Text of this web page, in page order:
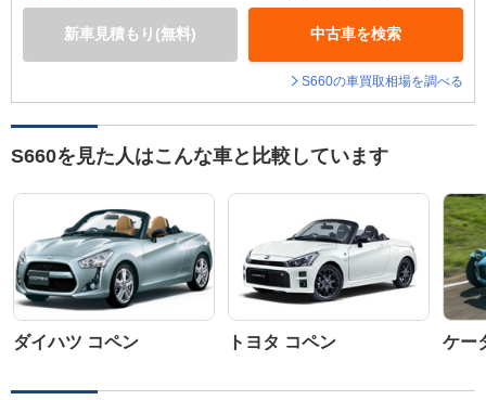
新車見積もり(無料) 中古車を検索
S660の車買取相場を調べる
S660を見た人はこんな車と比較しています
ダイハツ コペン トヨタ コペン ケー